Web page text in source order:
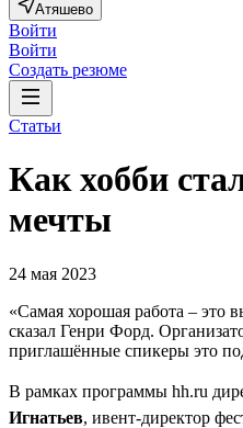
Атяшево
Войти
Войти
Создать резюме
Статьи
Как хобби
мечты
24 мая 2023
«Самая хорошая работа – это
сказал Генри Форд.
приглашённые спикеры это
В рамках программы hh.ru
Игнатьев, ивент-директор